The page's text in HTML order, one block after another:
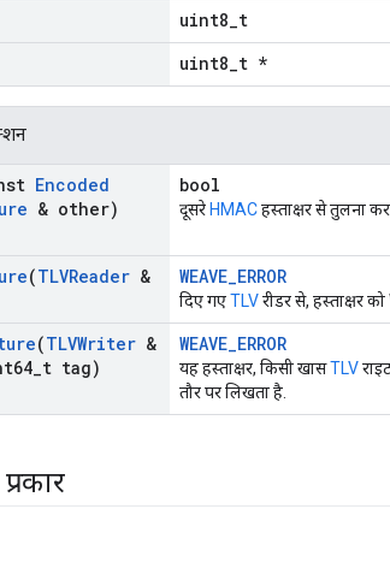
uint8_t
uint8_t *
Encoded
& other)
bool
दूसरे HMACहस्ताक्षर से तुलना
(TLVReader &
WEAVE_ERROR
दिए गएTLVरीडर से, हस्ताक्षर
(TLVWriter &
t tag)
WEAVE_ERROR
यह हस्ताक्षर, किसी खासTLV
तौर पर लिखता है.